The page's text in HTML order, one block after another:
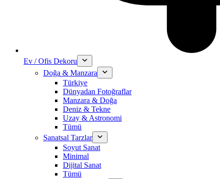
Ev / Ofis Dekoru
Doğa & Manzara
Türkiye
Dünyadan Fotoğraflar
Manzara & Doğa
Deniz & Tekne
Uzay & Astronomi
Tümü
Sanatsal Tarzlar
Soyut Sanat
Minimal
Dijital Sanat
Tümü